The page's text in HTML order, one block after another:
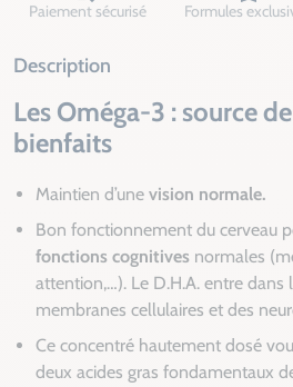
Paiement sécurisé Formules
Description
Les Oméga-3 : source
bienfaits
Maintien d’une vision normale.
Bon fonctionnement du cerveau
fonctions cognitives normales
attention,…). Le D.H.A. entre dans
membranes cellulaires et des
Ce concentré hautement dosé
deux acides gras fondamentaux